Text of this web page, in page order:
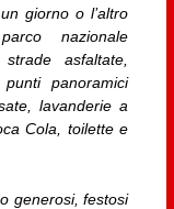
giorno o l’altro
nazionale
asfaltate,
panoramici
lavanderie a
Cola, toilette e
generosi, festosi